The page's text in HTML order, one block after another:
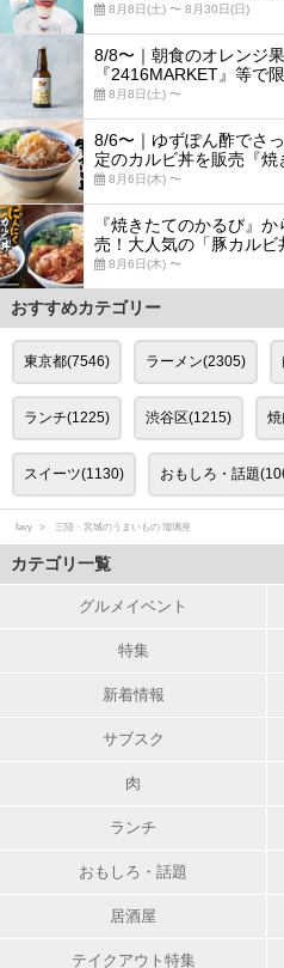
8月8日(土) 〜 8月30日(日)
8/8〜｜朝食のオレンジ
『2416MARKET』等で
8月8日(土) 〜
8/6〜｜ゆずぽん酢でさ
定のカルビ丼を販売『焼
8月6日(木) 〜
『焼きたてのかるび』
売！大人気の「豚カルビ
8月6日(木) 〜
おすすめカテゴリー
東京都(7546) ラーメン(2305)
ランチ(1225) 渋谷区(1215)
スイーツ(1130) おもしろ・話題
favy 三陸・宮城のうまいもの 瑠璃座
カテゴリ一覧
グルメイベント
特集
新着情報
サブスク
肉
ランチ
おもしろ・話題
居酒屋
テイクアウト特集